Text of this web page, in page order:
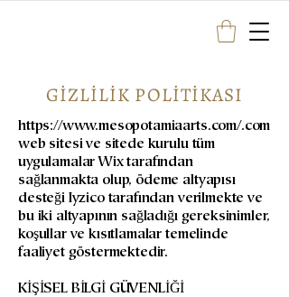
GİZLİLİK POLİTİKASI
https://www.mesopotamiaarts.com/.com
web sitesi ve sitede kurulu tüm
uygulamalar Wix tarafından
sağlanmakta olup, ödeme altyapısı
desteği Iyzico tarafından verilmekte ve
bu iki altyapının sağladığı gereksinimler,
koşullar ve kısıtlamalar temelinde
faaliyet göstermektedir.
KİŞİSEL BİLGİ GÜVENLİĞİ